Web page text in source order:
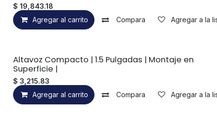
$ 19,843.18
Agregar al carrito
Compara Agregar a la
Altavoz Compacto | 1.5 Pulgadas | Montaje en
Superficie |
$ 3,215.83
Agregar al carrito
Compara Agregar a la